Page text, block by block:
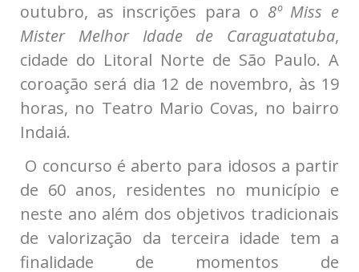
outubro, as inscrições para o 8º Miss e
Mister Melhor Idade de Caraguatatuba,
cidade do Litoral Norte de São Paulo. A
coroação será dia 12 de novembro, às 19
horas, no Teatro Mario Covas, no bairro
Indaiá.
O concurso é aberto para idosos a partir
de 60 anos, residentes no município e
neste ano além dos objetivos tradicionais
de valorização da terceira idade tem a
finalidade de momentos de